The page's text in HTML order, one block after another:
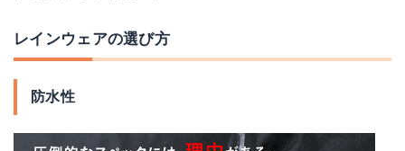
レインウェアの選び方
防水性